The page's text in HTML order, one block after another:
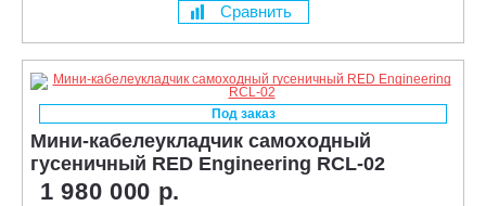
Сравнить
Под заказ
Мини-кабелеукладчик самоходный
гусеничный RED Engineering RCL-02
1 980 000 р.